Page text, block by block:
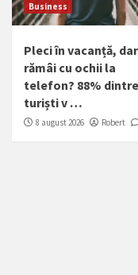
Business
Pleci în vacanță, dar
rămâi cu ochii la
telefon? 88% dintre
turiști v …
8 august 2026 Robert